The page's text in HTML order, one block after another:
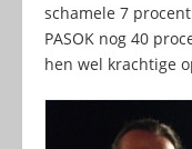
schamele 7
PASOK nog 40
hen wel krachtige